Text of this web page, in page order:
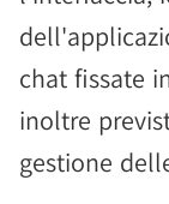
chat fissate
inoltre
gestione